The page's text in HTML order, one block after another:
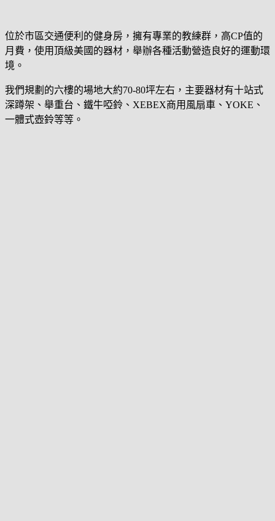
位於市區交通便利的健身房，擁有專業的教練群，高CP值的
月費，使用頂級美國的器材，舉辦各種活動營造良好的運動環
境。
我們規劃的六樓的場地大約70-80坪左右，主要器材有十站式
深蹲架、舉重台、鐵牛啞鈴、XEBEX商用風扇車、YOKE、
一體式壺鈴等等。